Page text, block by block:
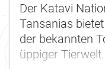
Der Katavi
Tansanias
der bekannten
üppiger Tierwelt.